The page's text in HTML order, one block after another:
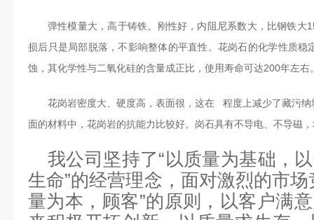
弹性模量大，高于铸铁。刚性好，内阻尼系数大，比钢铁大
损后只是局部脱落，不影响整体的平直性。花岗石的化学性质
蚀，其化学性与二氧化硅的含量成正比，使用寿命可达200年左右
花岗岩密度大、硬度高，表面很，这在 程度上减少了藏污
面的材料中，花岗岩的抗能力比较好。岗石具有不导电、不导磁
我公司坚持了“以质量为基础，
生命”的经营理念，面对激烈的市
量为本，顾客”的原则，以客户满